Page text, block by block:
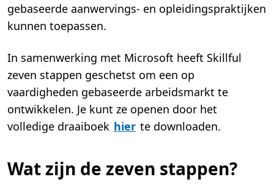
gebaseerde aanwervings- en opleidingspraktijken
kunnen toepassen.
In samenwerking met Microsoft heeft Skillful
zeven stappen geschetst om een op
vaardigheden gebaseerde arbeidsmarkt te
ontwikkelen. Je kunt ze openen door het
volledige draaiboek hier te downloaden.
Wat zijn de zeven stappen?